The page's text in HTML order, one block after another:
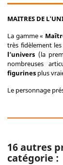
MAITRES DE
La gamme «
très fidèlement
l’univers (la
nombreuses
figurines plus
Le personnage
16 autres
catégorie :